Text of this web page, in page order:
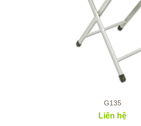
G135
Liên hệ